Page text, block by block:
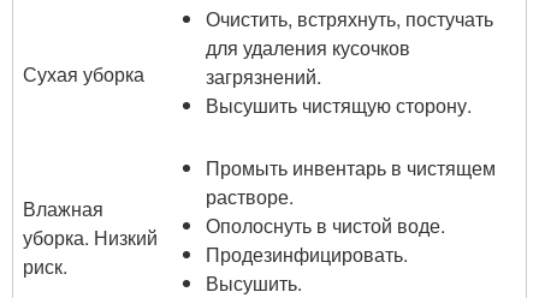
Сухая уборка
Очистить, встряхнуть, постучать
для удаления кусочков
загрязнений.
Высушить чистящую сторону.
Влажная
уборка. Низкий
риск.
Промыть инвентарь в чистящем
растворе.
Ополоснуть в чистой воде.
Продезинфицировать.
Высушить.